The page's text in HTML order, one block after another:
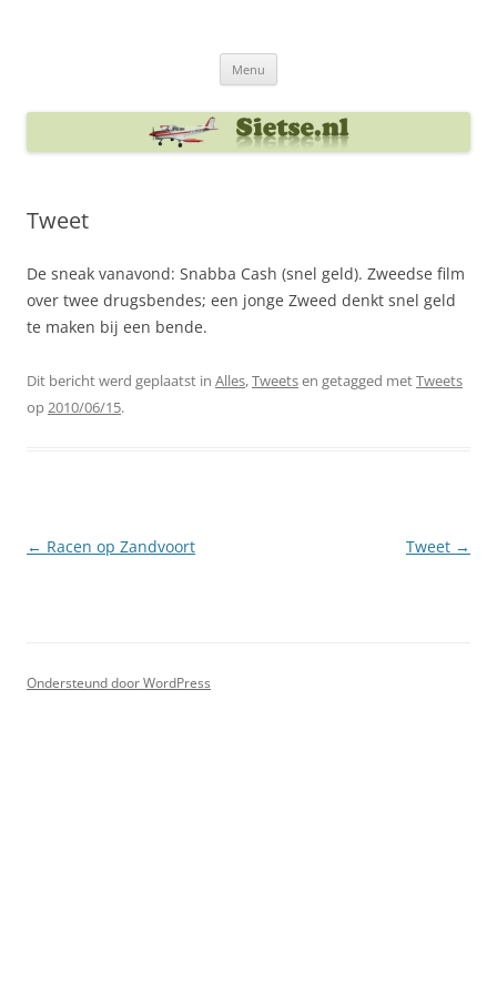
Menu
Tweet
De sneak vanavond: Snabba Cash (snel geld). Zweedse film
over twee drugsbendes; een jonge Zweed denkt snel geld
te maken bij een bende.
Dit bericht werd geplaatst in Alles,Tweetsen getagged metTweets
op2010/06/15.
Berichtnavigatie
← Racen op Zandvoort Tweet →
Ondersteund door WordPress